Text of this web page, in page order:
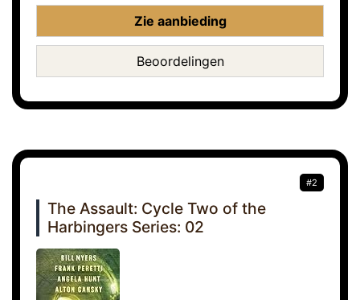
Zie aanbieding
Beoordelingen
#2
The Assault: Cycle Two of the
Harbingers Series: 02